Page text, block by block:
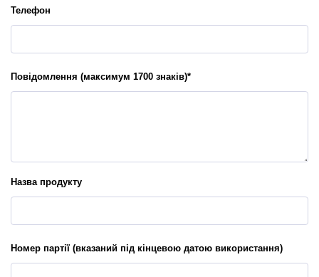
Телефон
Повідомлення (максимум 1700 знаків)*
Назва продукту
Номер партії (вказаний під кінцевою датою використання)